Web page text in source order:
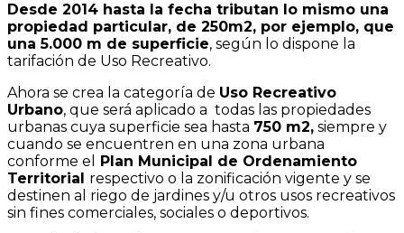
Desde 2014 hasta la fecha tributan lo mismo una
propiedad particular, de 250m2, por ejemplo, que
una 5.000 m de superficie, según lo dispone la
tarifación de Uso Recreativo.
Ahora se crea la categoría de Uso Recreativo
Urbano, que será aplicado a todas las propiedades
urbanas cuya superficie sea hasta 750 m2, siempre y
cuando se encuentren en una zona urbana
conforme el
Plan Municipal de Ordenamiento
Territorial respectivo o la zonificación vigente y se
destinen al riego de jardines y/u otros usos recreativos
sin fines comerciales, sociales o deportivos.